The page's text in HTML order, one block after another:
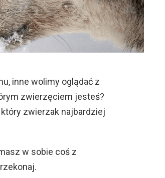
inne wolimy oglądać z
zwierzęciem jesteś?
zwierzak najbardziej
w sobie coś z